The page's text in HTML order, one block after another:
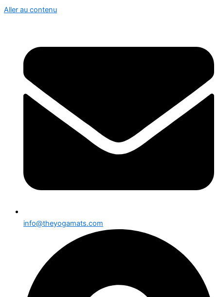
Aller au contenu
info@theyogamats.com